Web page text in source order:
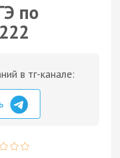
по
в тг-канале: